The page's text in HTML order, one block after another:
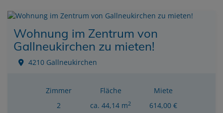
Wohnung im Zentrum von
Gallneukirchen zu mieten!
4210 Gallneukirchen
Zimmer
2
Fläche
ca. 44,14 m2
Miete
614,00 €